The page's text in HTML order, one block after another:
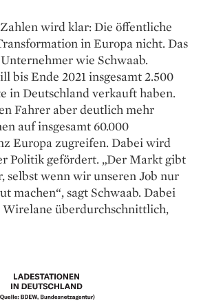
wird klar: Die öffentliche
in Europa nicht. Das
wie Schwaab.
bis Ende 2021 insgesamt 2.500
in Deutschland verkauft haben.
Fahrer aber deutlich mehr
auf insgesamt 60.000
Europa zugreifen. Dabei wird
Politik gefördert. „Der Markt gibt
selbst wenn wir unseren Job nur
machen“, sagt Schwaab. Dabei
überdurchschnittlich,